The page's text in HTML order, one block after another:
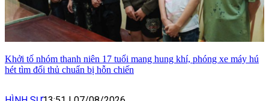
Khởi tố nhóm thanh niên 17 tuổi mang hung khí, phóng xe máy hú
hét tìm đối thủ chuẩn bị hỗn chiến